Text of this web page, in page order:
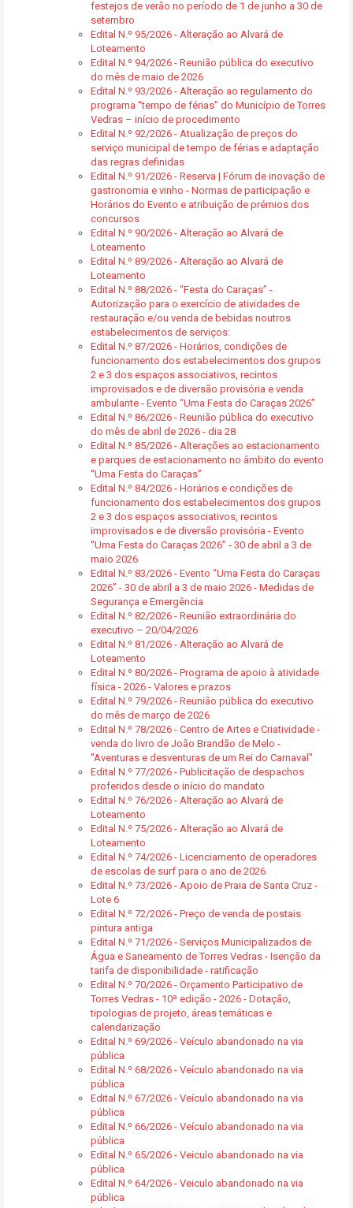
festejos de verão no período de 1 de junho a 30 de
setembro
Edital N.º 95/2026 - Alteração ao Alvará de
Loteamento
Edital N.º 94/2026 - Reunião pública do executivo
do mês de maio de 2026
Edital N.º 93/2026 - Alteração ao regulamento do
programa “tempo de férias” do Município de Torres
Vedras – início de procedimento
Edital N.º 92/2026 - Atualização de preços do
serviço municipal de tempo de férias e adaptação
das regras definidas
Edital N.º 91/2026 - Reserva | Fórum de inovação de
gastronomia e vinho - Normas de participação e
Horários do Evento e atribuição de prémios dos
concursos
Edital N.º 90/2026 - Alteração ao Alvará de
Loteamento
Edital N.º 89/2026 - Alteração ao Alvará de
Loteamento
Edital N.º 88/2026 - “Festa do Caraças” -
Autorização para o exercício de atividades de
restauração e/ou venda de bebidas noutros
estabelecimentos de serviços:
Edital N.º 87/2026 - Horários, condições de
funcionamento dos estabelecimentos dos grupos
2 e 3 dos espaços associativos, recintos
improvisados e de diversão provisória e venda
ambulante - Evento “Uma Festa do Caraças 2026”
Edital N.º 86/2026 - Reunião pública do executivo
do mês de abril de 2026 - dia 28
Edital N.º 85/2026 - Alterações ao estacionamento
e parques de estacionamento no âmbito do evento
“Uma Festa do Caraças”
Edital N.º 84/2026 - Horários e condições de
funcionamento dos estabelecimentos dos grupos
2 e 3 dos espaços associativos, recintos
improvisados e de diversão provisória - Evento
“Uma Festa do Caraças 2026” - 30 de abril a 3 de
maio 2026
Edital N.º 83/2026 - Evento “Uma Festa do Caraças
2026” - 30 de abril a 3 de maio 2026 - Medidas de
Segurança e Emergência
Edital N.º 82/2026 - Reunião extraordinária do
executivo – 20/04/2026
Edital N.º 81/2026 - Alteração ao Alvará de
Loteamento
Edital N.º 80/2026 - Programa de apoio à atividade
física - 2026 - Valores e prazos
Edital N.º 79/2026 - Reunião pública do executivo
do mês de março de 2026
Edital N.º 78/2026 - Centro de Artes e Criatividade -
venda do livro de João Brandão de Melo -
"Aventuras e desventuras de um Rei do Carnaval"
Edital N.º 77/2026 - Publicitação de despachos
proferidos desde o início do mandato
Edital N.º 76/2026 - Alteração ao Alvará de
Loteamento
Edital N.º 75/2026 - Alteração ao Alvará de
Loteamento
Edital N.º 74/2026 - Licenciamento de operadores
de escolas de surf para o ano de 2026
Edital N.º 73/2026 - Apoio de Praia de Santa Cruz -
Lote 6
Edital N.º 72/2026 - Preço de venda de postais
pintura antiga
Edital N.º 71/2026 - Serviços Municipalizados de
Água e Saneamento de Torres Vedras - Isenção da
tarifa de disponibilidade - ratificação
Edital N.º 70/2026 - Orçamento Participativo de
Torres Vedras - 10ª edição - 2026 - Dotação,
tipologias de projeto, áreas temáticas e
calendarização
Edital N.º 69/2026 - Veículo abandonado na via
pública
Edital N.º 68/2026 - Veículo abandonado na via
pública
Edital N.º 67/2026 - Veículo abandonado na via
pública
Edital N.º 66/2026 - Veículo abandonado na via
pública
Edital N.º 65/2026 - Veiculo abandonado na via
pública
Edital N.º 64/2026 - Veiculo abandonado na via
pública